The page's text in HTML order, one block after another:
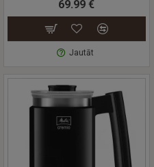
69.99 €
Jautāt